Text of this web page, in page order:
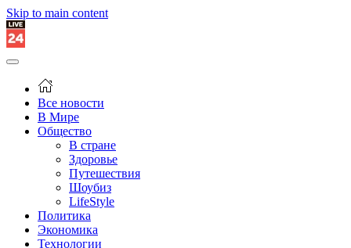
Skip to main content
Все новости
В Мире
Общество
В стране
Здоровье
Путешествия
Шоубиз
LifeStyle
Политика
Экономика
Технологии